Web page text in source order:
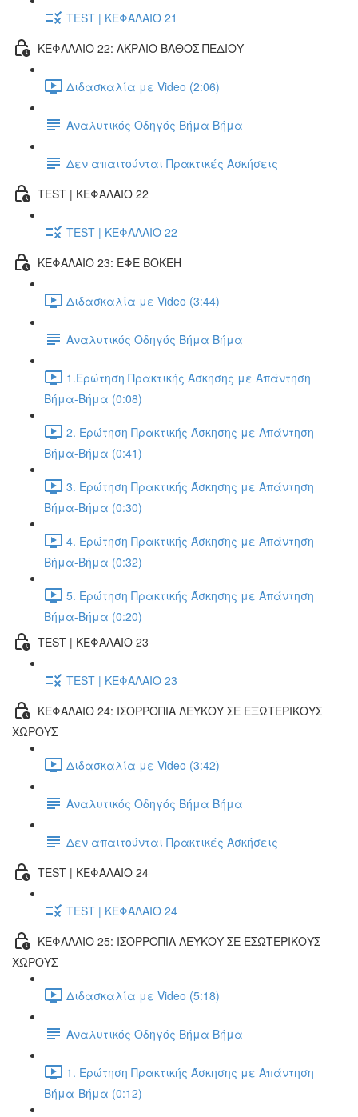
TEST | ΚΕΦΑΛΑΙΟ 21
ΚΕΦΑΛΑΙΟ 22: ΑΚΡΑΙΟ ΒΑΘΟΣ ΠΕΔΙΟΥ
Διδασκαλία με Video (2:06)
Αναλυτικός Οδηγός Βήμα Βήμα
Δεν απαιτούνται Πρακτικές Ασκήσεις
TEST | ΚΕΦΑΛΑΙΟ 22
TEST | ΚΕΦΑΛΑΙΟ 22
ΚΕΦΑΛΑΙΟ 23: ΕΦΕ BOKEH
Διδασκαλία με Video (3:44)
Αναλυτικός Οδηγός Βήμα Βήμα
1.Ερώτηση Πρακτικής Άσκησης με Απάντηση
Βήμα-Βήμα (0:08)
2. Ερώτηση Πρακτικής Άσκησης με Απάντηση
Βήμα-Βήμα (0:41)
3. Ερώτηση Πρακτικής Άσκησης με Απάντηση
Βήμα-Βήμα (0:30)
4. Ερώτηση Πρακτικής Άσκησης με Απάντηση
Βήμα-Βήμα (0:32)
5. Ερώτηση Πρακτικής Άσκησης με Απάντηση
Βήμα-Βήμα (0:20)
TEST | ΚΕΦΑΛΑΙΟ 23
TEST | ΚΕΦΑΛΑΙΟ 23
ΚΕΦΑΛΑΙΟ 24: ΙΣΟΡΡΟΠΙΑ ΛΕΥΚΟΥ ΣΕ ΕΞΩΤΕΡΙΚΟΥΣ
ΧΩΡΟΥΣ
Διδασκαλία με Video (3:42)
Αναλυτικός Οδηγός Βήμα Βήμα
Δεν απαιτούνται Πρακτικές Ασκήσεις
TEST | ΚΕΦΑΛΑΙΟ 24
TEST | ΚΕΦΑΛΑΙΟ 24
ΚΕΦΑΛΑΙΟ 25: ΙΣΟΡΡΟΠΙΑ ΛΕΥΚΟΥ ΣΕ ΕΣΩΤΕΡΙΚΟΥΣ
ΧΩΡΟΥΣ
Διδασκαλία με Video (5:18)
Αναλυτικός Οδηγός Βήμα Βήμα
1. Ερώτηση Πρακτικής Άσκησης με Απάντηση
Βήμα-Βήμα (0:12)